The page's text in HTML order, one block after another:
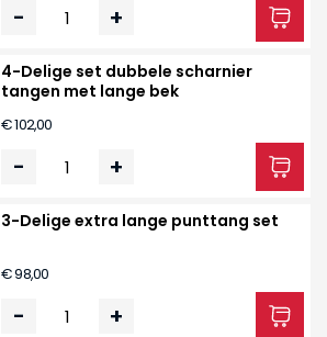
- +
4-Delige set dubbele scharnier
tangen met lange bek
€ 102,00
- +
3-Delige extra lange punttang set
€ 98,00
- +